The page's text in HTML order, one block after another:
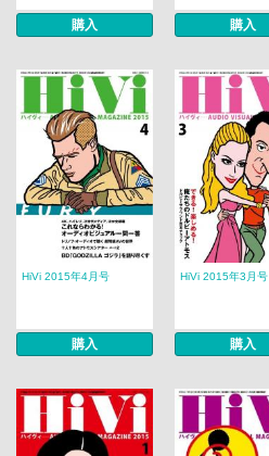
購入 購入
HiVi 2015年4月号
購入
HiVi 2015年3月号
購入